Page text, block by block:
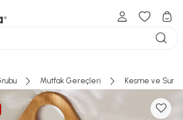
Mutfak Gereçleri Kesme ve